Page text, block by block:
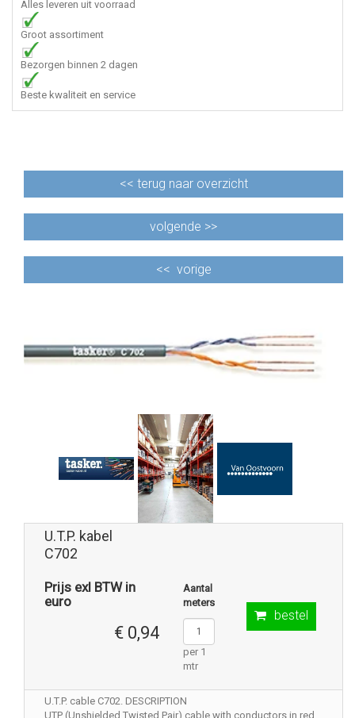
Alles leveren uit voorraad
Groot assortiment
Bezorgen binnen 2 dagen
Beste kwaliteit en service
<< terug naar overzicht
volgende >>
<< vorige
U.T.P. kabel
C702
Prijs exl BTW in
euro
€ 0,94
Aantal
meters
per 1
mtr
bestel
U.T.P. cable C702. DESCRIPTION
UTP (Unshielded Twisted Pair) cable with conductors in red